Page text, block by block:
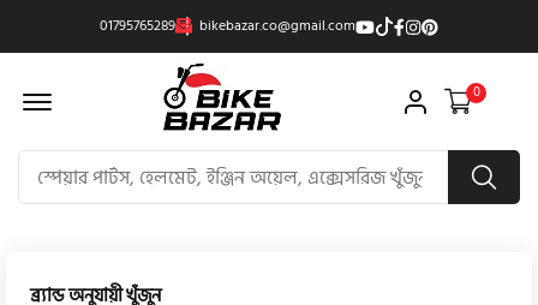
01795765289 bikebazar.co@gmail.com
Offcanvas Menu Open 0
ব্র্যান্ড অনুযায়ী খুঁজুন